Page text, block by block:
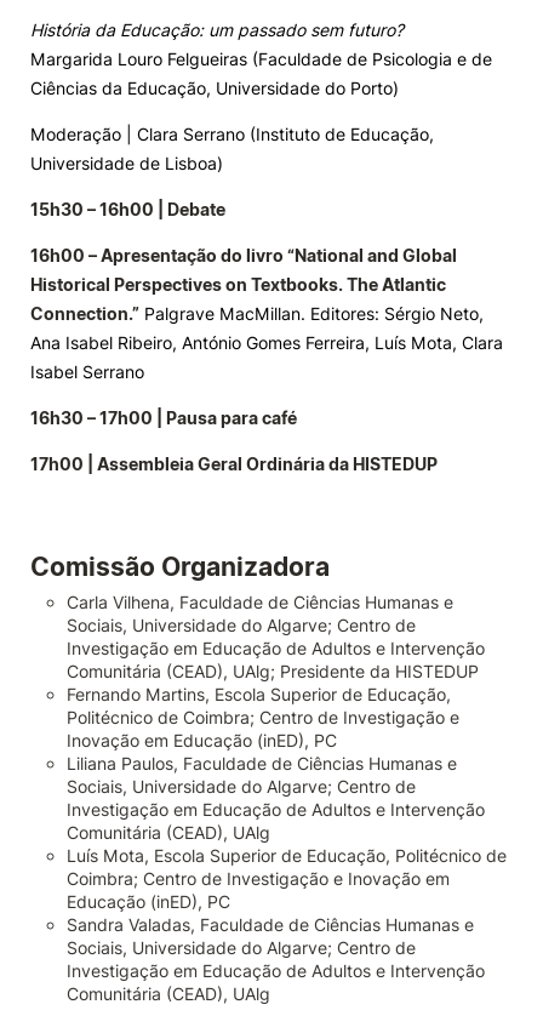
História da Educação: um passado sem futuro?
Margarida Louro Felgueiras (Faculdade de Psicologia e de
Ciências da Educação, Universidade do Porto)
Moderação | Clara Serrano (Instituto de Educação,
Universidade de Lisboa)
15h30 – 16h00 | Debate
16h00 – Apresentação do livro “National and Global
Historical Perspectives on Textbooks. The Atlantic
Connection.” Palgrave MacMillan. Editores: Sérgio Neto,
Ana Isabel Ribeiro, António Gomes Ferreira, Luís Mota, Clara
Isabel Serrano
16h30 – 17h00 | Pausa para café
17h00 | Assembleia Geral Ordinária da HISTEDUP
Comissão Organizadora
Carla Vilhena, Faculdade de Ciências Humanas e
Sociais, Universidade do Algarve; Centro de
Investigação em Educação de Adultos e Intervenção
Comunitária (CEAD), UAlg; Presidente da HISTEDUP
Fernando Martins, Escola Superior de Educação,
Politécnico de Coimbra; Centro de Investigação e
Inovação em Educação (inED), PC
Liliana Paulos, Faculdade de Ciências Humanas e
Sociais, Universidade do Algarve; Centro de
Investigação em Educação de Adultos e Intervenção
Comunitária (CEAD), UAlg
Luís Mota, Escola Superior de Educação, Politécnico de
Coimbra; Centro de Investigação e Inovação em
Educação (inED), PC
Sandra Valadas, Faculdade de Ciências Humanas e
Sociais, Universidade do Algarve; Centro de
Investigação em Educação de Adultos e Intervenção
Comunitária (CEAD), UAlg